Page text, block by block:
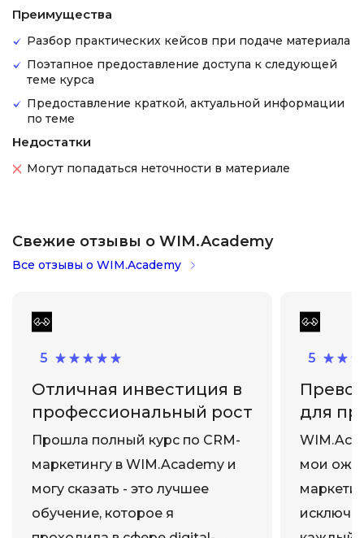
Преимущества
Разбор практических кейсов при подаче материала
Поэтапное предоставление доступа к следующей
теме курса
Предоставление краткой, актуальной информации
по теме
Недостатки
Могут попадаться неточности в материале
Свежие отзывы о WIM.Academy
Все отзывы о WIM.Academy
Отличная инвестиция в
профессиональный рост
Прошла полный курс по CRM-
маркетингу в WIM.Academy и
могу сказать - это лучшее
обучение, которое я
5
для
мои
5